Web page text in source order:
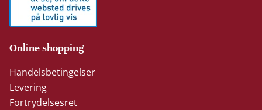
Online shopping
Handelsbetingelser
Levering
Fortrydelsesret